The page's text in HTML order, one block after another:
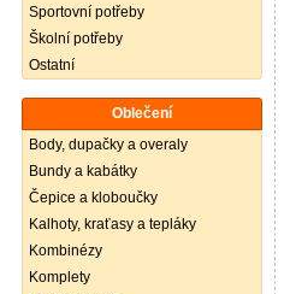
Sportovní potřeby
Školní potřeby
Ostatní
Oblečení
Body, dupačky a overaly
Bundy a kabátky
Čepice a kloboučky
Kalhoty, kraťasy a tepláky
Kombinézy
Komplety